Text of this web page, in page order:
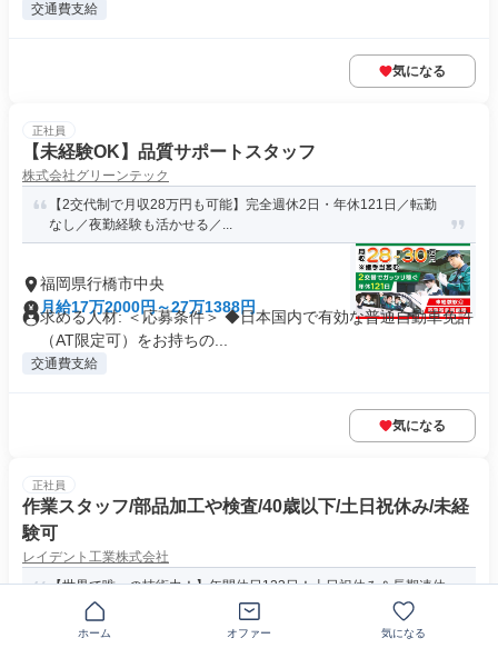
交通費支給
気になる
正社員
【未経験OK】品質サポートスタッフ
株式会社グリーンテック
【2交代制で月収28万円も可能】完全週休2日・年休121日／転勤
なし／夜勤経験も活かせる／...
福岡県行橋市中央
月給17万2000円～27万1388円
求める人材: ＜応募条件＞ ◆日本国内で有効な普通自動車免許
（AT限定可）をお持ちの...
交通費支給
気になる
正社員
作業スタッフ/部品加工や検査/40歳以下/土日祝休み/未経
験可
レイデント工業株式会社
【世界で唯一の技術力！】年間休日123日！土日祝休み＆長期連休
ありでメリハリ抜群！20・3...
ホーム オファー 気になる